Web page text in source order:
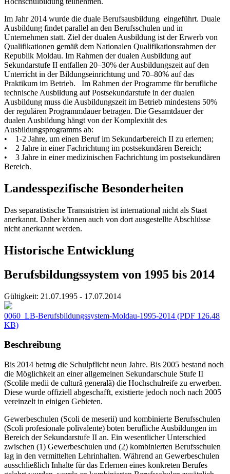
Im Jahr 2014 wurde die duale Berufsausbildung eingeführt. Duale
Ausbildung findet parallel an den Berufsschulen und in
Unternehmen statt. Ziel der dualen Ausbildung ist der Erwerb von
Qualifikationen gemäß dem Nationalen Qualifikationsrahmen der
Republik Moldau. Im Rahmen der dualen Ausbildung auf
Sekundarstufe II entfallen 20–30% der Ausbildungszeit auf den
Unterricht in der Bildungseinrichtung und 70–80% auf das
Praktikum im Betrieb. Im Rahmen der Programme für berufliche
technische Ausbildung auf Postsekundarstufe in der dualen
Ausbildung muss die Ausbildungszeit im Betrieb mindestens 50%
der regulären Programmdauer betragen. Die Gesamtdauer der
dualen Ausbildung hängt von der Komplexität des
Ausbildungsprogramms ab:
• 1-2 Jahre, um einen Beruf im Sekundarbereich II zu erlernen;
• 2 Jahre in einer Fachrichtung im postsekundären Bereich;
• 3 Jahre in einer medizinischen Fachrichtung im postsekundären
Bereich.
Landesspezifische Besonderheiten
Das separatistische Transnistrien ist international nicht als Staat
anerkannt. Daher können auch von dort ausgestellte Abschlüsse
nicht anerkannt werden.
Historische Entwicklung
Berufsbildungssystem von 1995 bis 2014
Gültigkeit: 21.07.1995 - 17.07.2014
0060_LB-Berufsbildungssystem-Moldau-1995-2014 (PDF 126.48
KB)
Beschreibung
Bis 2014 betrug die Schulpflicht neun Jahre. Bis 2005 bestand noch
die Möglichkeit an einer allgemeinen Sekundarschule Stufe II
(Scolile medii de culturã generalã) die Hochschulreife zu erwerben.
Diese wurde offiziell abgeschafft, existierte jedoch noch nach 2005
vereinzelt in einigen Gebieten.
Gewerbeschulen (Scoli de meserii) und kombinierte Berufsschulen
(Scoli profesionale polivalente) boten berufliche Ausbildungen im
Bereich der Sekundarstufe II an. Ein wesentlicher Unterschied
zwischen (1) Gewerbeschulen und (2) kombinierten Berufsschulen
lag in den vermittelten Lehrinhalten. Während an Gewerbeschulen
ausschließlich Inhalte für das Erlernen eines konkreten Berufes